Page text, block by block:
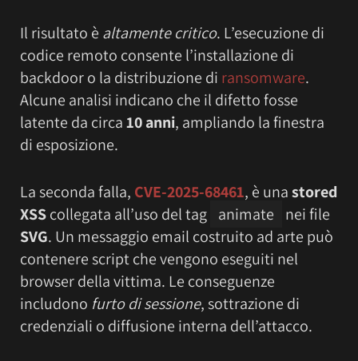
Il risultato è altamente critico. L’esecuzione di
codice remoto consente l’installazione di
backdoor o la distribuzione di ransomware.
Alcune analisi indicano che il difetto fosse
latente da circa10 anni, ampliando la finestra
di esposizione.
La seconda falla, CVE-2025-68461, è unastored
XSScollegata all’uso del tag animate
nei file
SVG. Un messaggio email costruito ad arte può
contenere script che vengono eseguiti nel
browser della vittima. Le conseguenze
includono furto di sessione, sottrazione di
credenziali o diffusione interna dell’attacco.